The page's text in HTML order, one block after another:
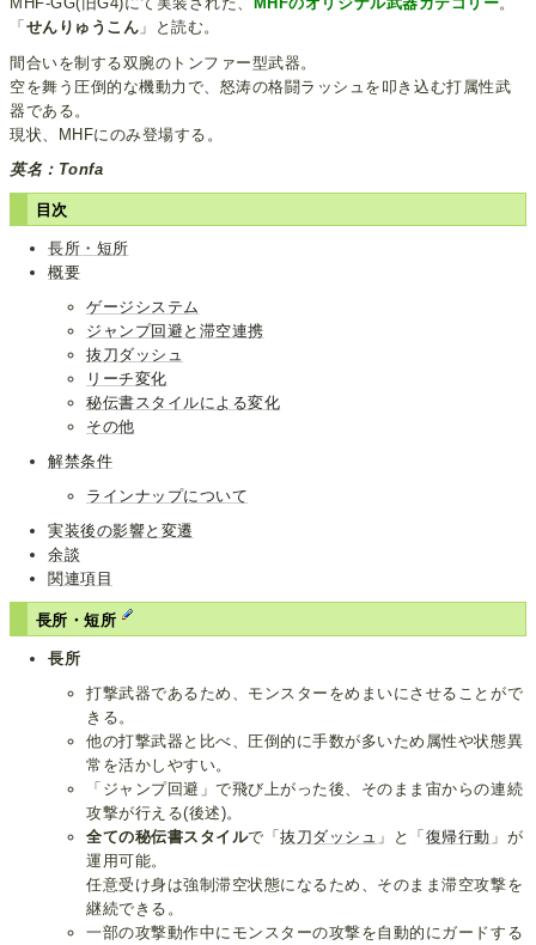
「 せんりゅうこん 」と読む。
間合いを制する双腕のトンファー型武器。
空を舞う圧倒的な機動力で、怒涛の格闘ラッシュを叩き込む打属性武
器である。
現状、MHFにのみ登場する。
英名：Tonfa
目次
長所・短所
概要
ゲージシステム
ジャンプ回避と滞空連携
抜刀ダッシュ
リーチ変化
秘伝書スタイルによる変化
その他
解禁条件
ラインナップについて
実装後の影響と変遷
余談
関連項目
長所・短所
長所
打撃武器であるため、モンスターをめまいにさせることがで
きる。
他の打撃武器と比べ、圧倒的に手数が多いため属性や状態異
常を活かしやすい。
「ジャンプ回避」で飛び上がった後、そのまま宙からの連続
攻撃が行える(後述)。
全ての秘伝書スタイルで「抜刀ダッシュ 」と「 復帰行動 」が
運用可能。
任意受け身は強制滞空状態になるため、そのまま滞空攻撃を
継続できる。
一部の攻撃動作中にモンスターの攻撃を自動的にガードする